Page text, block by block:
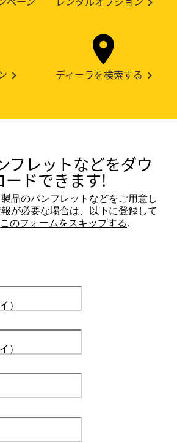
ディーラを検索する
フレットなどをダウ
ードできます!
品のパンフレットなどをご用意し
が必要な場合は、以下に登録して
このフォームをスキップする.
）
）